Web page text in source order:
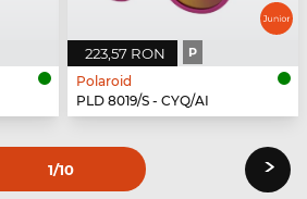
223,57 RON P
Polaroid
PLD 8019/S - CYQ/AI
1/10 ›